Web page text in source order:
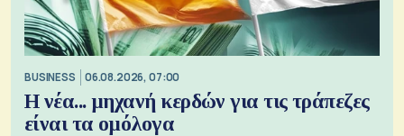
BUSINESS 06.08.2026, 07:00
Η νέα... μηχανή κερδών για τις τράπεζες
είναι τα ομόλογα